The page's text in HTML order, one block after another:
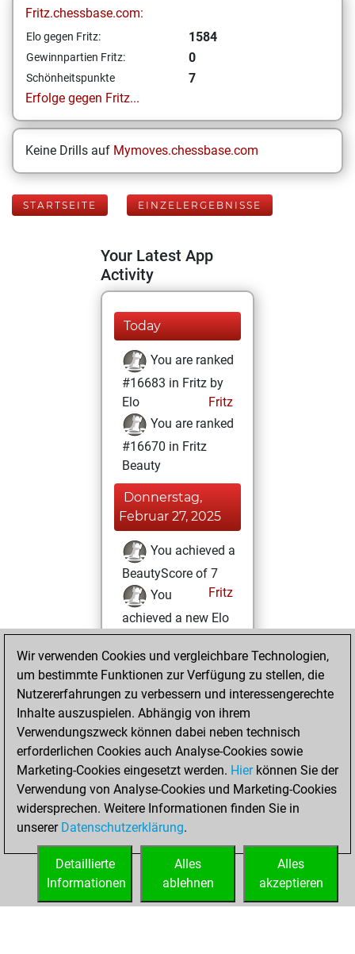
Fritz.chessbase.com:
Elo gegen Fritz: 1584
Gewinnpartien Fritz: 0
Schönheitspunkte
7
Erfolge gegen Fritz...
Keine Drills auf Mymoves.chessbase.com
STARTSEITE EINZELERGEBNISSE
Your Latest App
Activity
Today
You are ranked
#16683 in Fritz by
Elo
Fritz
You are ranked
#16670 in Fritz
Beauty
Donnerstag,
Februar 27, 2025
You achieved a
BeautyScore of 7
Fritz
You
achieved a new Elo
of 1584
You created
your Fritz account
You played 3
blitz games
Play
You scored +1
=0 -2 in blitz
You played 1
slow games
You scored +0
=1 -0 in slow games
Wir verwenden Cookies und vergleichbare Technologien,
um bestimmte Funktionen zur Verfügung zu stellen, die
Nutzererfahrungen zu verbessern und interessengerechte
Inhalte auszuspielen. Abhängig von ihrem
Verwendungszweck können dabei neben technisch
erforderlichen Cookies auch Analyse-Cookies sowie
Marketing-Cookies eingesetzt werden. Hierkönnen Sie der
Verwendung von Analyse-Cookies und Marketing-Cookies
widersprechen. Weitere Informationen finden Sie in
unserer Datenschutzerklärung.
Alles
akzeptieren
Alles
ablehnen
Detaillierte
Informationen